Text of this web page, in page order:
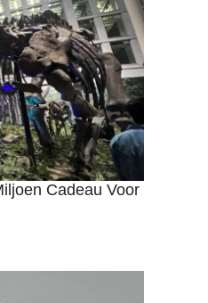
Cadeau Voor